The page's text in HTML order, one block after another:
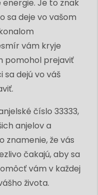
Je to znak
sa deje vo vašom
vám kryje
pomohol prejaviť
sa dejú vo váš
číslo 33333,
anjelov a
znamenie, že vás
čakajú, aby sa
vám v každej
života.